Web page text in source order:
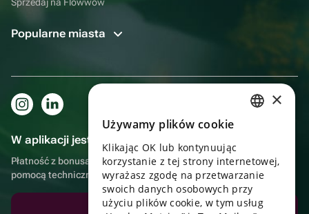
Popularne miasta
W aplikacji jest to jeszcze wygodniejsze!
Płatność z bonusami, samodzielna dostawa, wygodny czat z
pomocą techniczną
Pobierz aplikację
UKRAINIAN
PORTUGUESE
×
Używamy plików cookie
Klikając OK lub kontynuując
korzystanie z tej strony internetowej,
wyrażasz zgodę na przetwarzanie
swoich danych osobowych przy
użyciu plików cookie, w tym usług